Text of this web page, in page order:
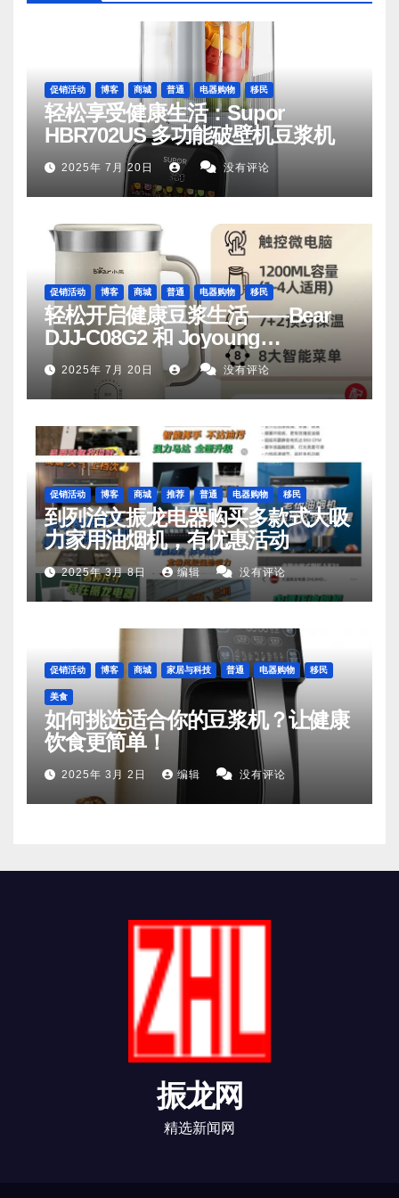
促销活动 博客 商城 普通 电器购物 移民
轻松享受健康生活：Supor
HBR702US 多功能破壁机豆浆机
2025年 7月 20日 没有评论
促销活动 博客 商城 普通 电器购物 移民
轻松开启健康豆浆生活——Bear
DJJ‑C08G2 和 Joyoung
DJ06M‑D53，你值得拥有
2025年 7月 20日 没有评论
促销活动 博客 商城 推荐 普通 电器购物 移民
到列治文振龙电器购买多款式大吸
力家用油烟机，有优惠活动
2025年 3月 8日 编辑 没有评论
促销活动 博客 商城 家居与科技 普通 电器购物 移民
美食
如何挑选适合你的豆浆机？让健康
饮食更简单！
2025年 3月 2日 编辑 没有评论
振龙网
精选新闻网